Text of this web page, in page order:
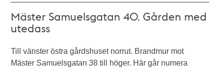
Mäster Samuelsgatan 40. Gården med
utedass
Till vänster östra gårdshuset norrut. Brandmur mot
Mäster Samuelsgatan 38 till höger. Här går numera